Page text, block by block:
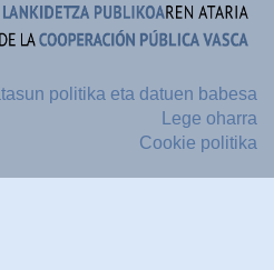
politika eta datuen babesa
Lege oharra
Cookie politika